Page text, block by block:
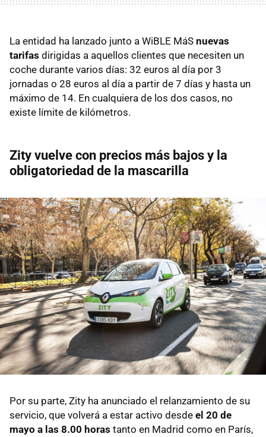
La entidad ha lanzado junto a WiBLE MáS nuevas
tarifas dirigidas a aquellos clientes que necesiten un
coche durante varios días: 32 euros al día por 3
jornadas o 28 euros al día a partir de 7 días y hasta un
máximo de 14. En cualquiera de los dos casos, no
existe límite de kilómetros.
Zity vuelve con precios más bajos y la
obligatoriedad de la mascarilla
Por su parte, Zity ha anunciado el relanzamiento de su
servicio, que volverá a estar activo desde el 20 de
mayo a las 8.00 horas tanto en Madrid como en París,